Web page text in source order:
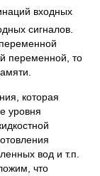
входных
сигналов.
переменной, то
которая
уровня
вод и т.п.
что